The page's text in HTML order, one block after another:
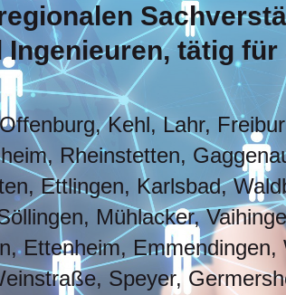
tätig
Kehl, Lahr,
Rheinstetten,
Ettlingen, Karlsbad,
Mühlacker,
Ettenheim,
Speyer,